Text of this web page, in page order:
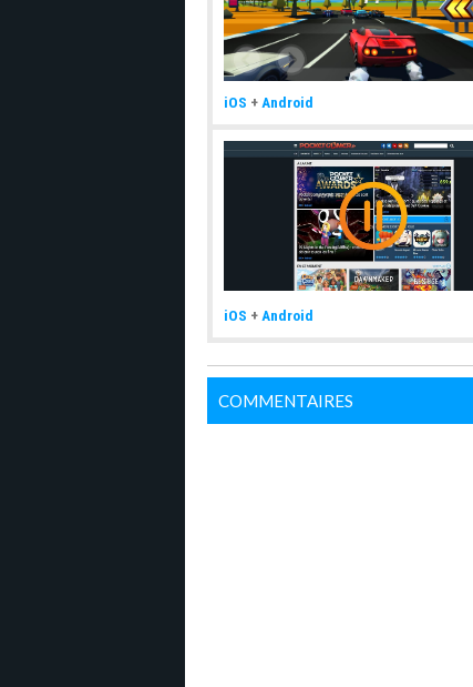
iOS + Android
iOS + Android
COMMENTAIRES